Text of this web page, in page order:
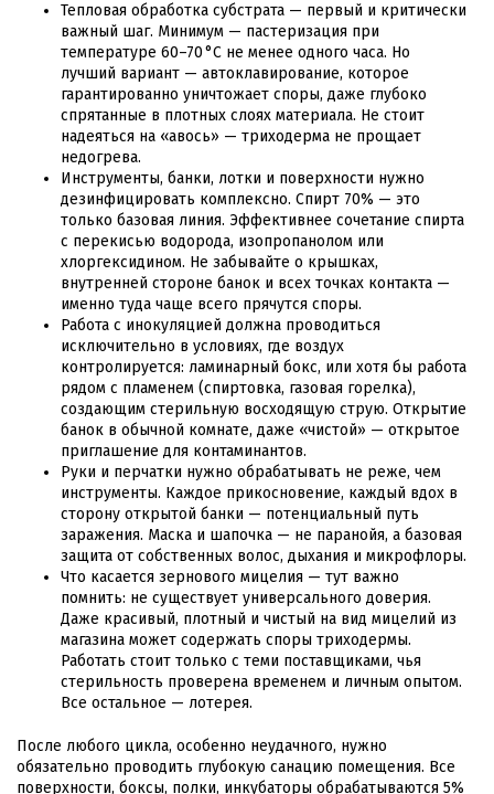
Тепловая обработка субстрата — первый и критически
важный шаг. Минимум — пастеризация при
температуре 60–70 °C не менее одного часа. Но
лучший вариант — автоклавирование, которое
гарантированно уничтожает споры, даже глубоко
спрятанные в плотных слоях материала. Не стоит
надеяться на «авось» — триходерма не прощает
недогрева.
Инструменты, банки, лотки и поверхности нужно
дезинфицировать комплексно. Спирт 70% — это
только базовая линия. Эффективнее сочетание спирта
с перекисью водорода, изопропанолом или
хлоргексидином. Не забывайте о крышках,
внутренней стороне банок и всех точках контакта —
именно туда чаще всего прячутся споры.
Работа с инокуляцией должна проводиться
исключительно в условиях, где воздух
контролируется: ламинарный бокс, или хотя бы работа
рядом с пламенем (спиртовка, газовая горелка),
создающим стерильную восходящую струю. Открытие
банок в обычной комнате, даже «чистой» — открытое
приглашение для контаминантов.
Руки и перчатки нужно обрабатывать не реже, чем
инструменты. Каждое прикосновение, каждый вдох в
сторону открытой банки — потенциальный путь
заражения. Маска и шапочка — не паранойя, а базовая
защита от собственных волос, дыхания и микрофлоры.
Что касается зернового мицелия — тут важно
помнить: не существует универсального доверия.
Даже красивый, плотный и чистый на вид мицелий из
магазина может содержать споры триходермы.
Работать стоит только с теми поставщиками, чья
стерильность проверена временем и личным опытом.
Все остальное — лотерея.
После любого цикла, особенно неудачного, нужно
обязательно проводить глубокую санацию помещения. Все
поверхности, боксы, полки, инкубаторы обрабатываются 5%